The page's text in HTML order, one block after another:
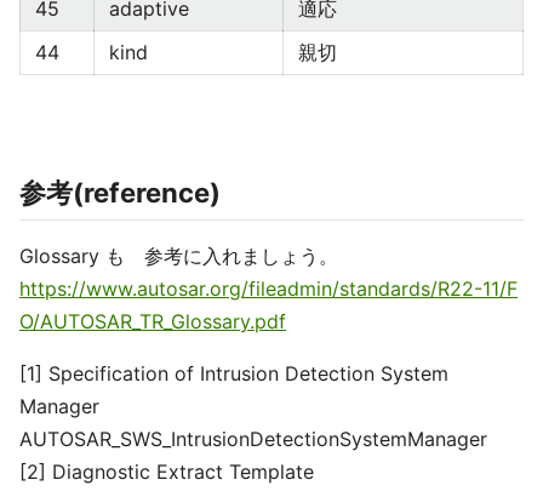
45
adaptive
適応
44
kind 親切
参考(reference)
Glossary も 参考に入れましょう。
https://www.autosar.org/fileadmin/standards/R22-11/F
O/AUTOSAR_TR_Glossary.pdf
[1] Specification of Intrusion Detection System
Manager
AUTOSAR_SWS_IntrusionDetectionSystemManager
[2] Diagnostic Extract Template